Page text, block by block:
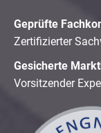
Geprüfte
Zertifizierter
Gesicherte
Vorsitzender